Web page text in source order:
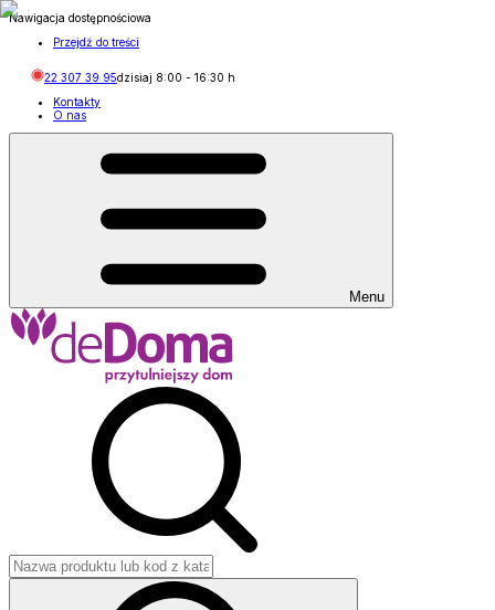
Nawigacja dostępnościowa
Przejdź do treści
22 307 39 95dzisiaj 8:00 - 16:30 h
Kontakty
O nas
Menu